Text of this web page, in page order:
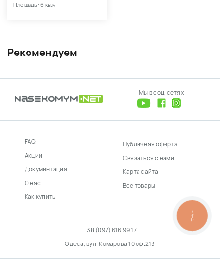
Рекомендуем
Площадь: 6 кв.м
Мы в соц. сетях
FAQ
Акции
Документация
О нас
Как купить
Публичная оферта
Связаться с нами
Карта сайта
Все товары
+38 (097) 616 99 17
Одеса, вул. Комарова 10 оф.213
КНОПКА
ЗВ'ЯЗКУ